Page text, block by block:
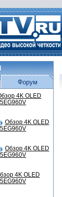
4K OLED
Обзор 4K OLED
Обзор 4K OLED
4K OLED
Форум